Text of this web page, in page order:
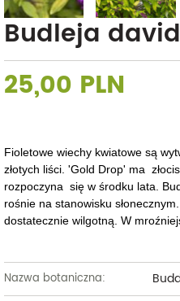
Budleja
25,00 PLN
Fioletowe wiechy kwiatowe są
złotych liści. 'Gold Drop' ma
rozpoczyna się w środku lata.
rośnie na stanowisku
dostatecznie wilgotną. W
Nazwa botaniczna: